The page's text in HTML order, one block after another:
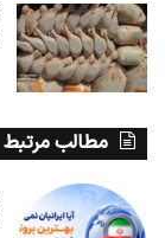
مطالب مرتبط